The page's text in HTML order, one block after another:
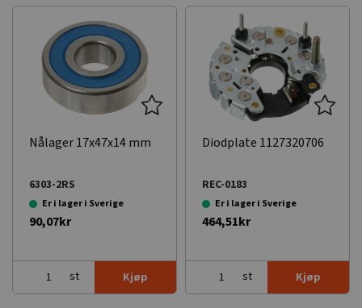
Nålager 17x47x14 mm
6303-2RS
Er i lager i Sverige
90,07kr
st Kjøp
Diodplate 1127320706
REC-0183
Er i lager i Sverige
464,51kr
st Kjøp